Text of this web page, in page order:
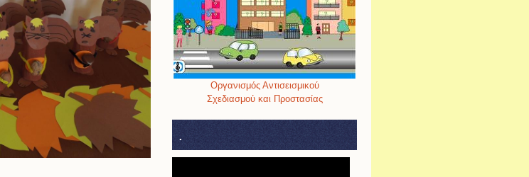
Οργανισμός Αντισεισμικού
Σχεδιασμού και Προστασίας
.